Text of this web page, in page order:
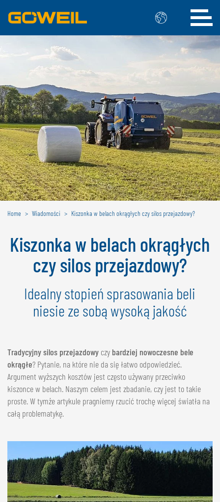
Wybierz swój język / swój kraj
MIĘDZYNARODOWY
GÖWEIL
DEUTSCH
ENGLISH
FRANÇAIS
NEDERLANDS
ESPAÑOL
POLSKI
ČESKÝ
BELGIA
GÖWEIL BNL
FRANÇAIS
SZWAJCARIA
GÖWEIL Schweiz
DEUTSCH
Home Wiadomości Kiszonka w belach okrągłych czy silos przejazdowy?
Kiszonka w belach okrągłych
czy silos przejazdowy?
Idealny stopień sprasowania beli
niesie ze sobą wysoką jakość
Tradycyjny silos przejazdowy czy bardziej nowoczesne bele
okrągłe? Pytanie, na które nie da się łatwo odpowiedzieć.
Argument wyższych kosztów jest często używany przeciwko
kiszonce w belach. Naszym celem jest zbadanie, czy jest to takie
proste. W tymże artykule pragniemy rzucić trochę więcej światła na
całą problematykę.